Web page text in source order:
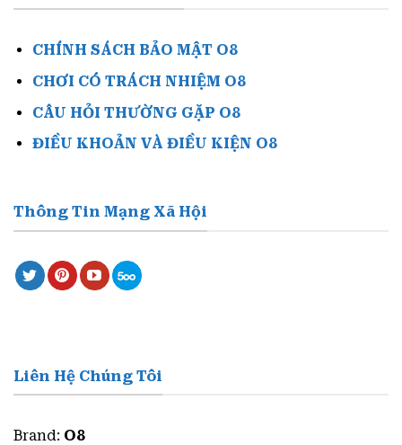
CHÍNH SÁCH BẢO MẬT O8
CHƠI CÓ TRÁCH NHIỆM O8
CÂU HỎI THƯỜNG GẶP O8
ĐIỀU KHOẢN VÀ ĐIỀU KIỆN O8
Thông Tin Mạng Xã Hội
Liên Hệ Chúng Tôi
Brand: O8